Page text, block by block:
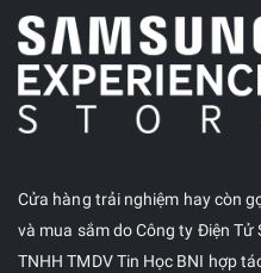
Đồng hành bên bạn cả ngày
Bên cạnh đó, máy còn hỗ trợ
Nhìn chung, Galaxy Tab A9
Cửa hàng trải nghiệm hay còn
và mua sắm do Công ty Điện
TNHH TMDV Tin Học BNI hợp